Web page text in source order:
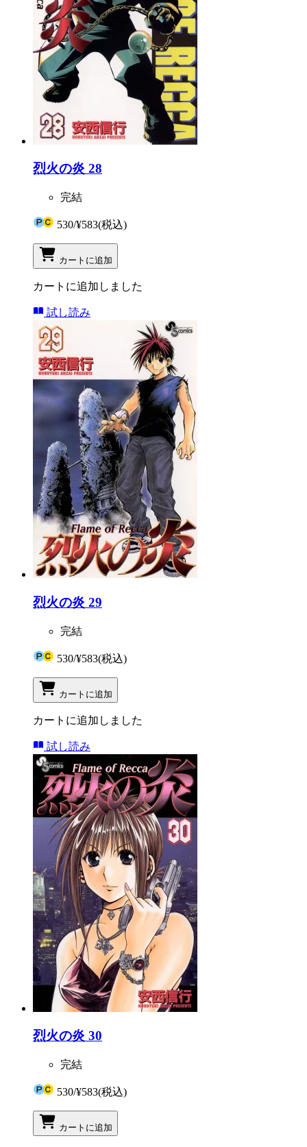
烈火の炎 28
完結
530/¥583(税込)
カートに追加
カートに追加しました
試し読み
烈火の炎 29
完結
530/¥583(税込)
カートに追加
カートに追加しました
試し読み
烈火の炎 30
完結
530/¥583(税込)
カートに追加